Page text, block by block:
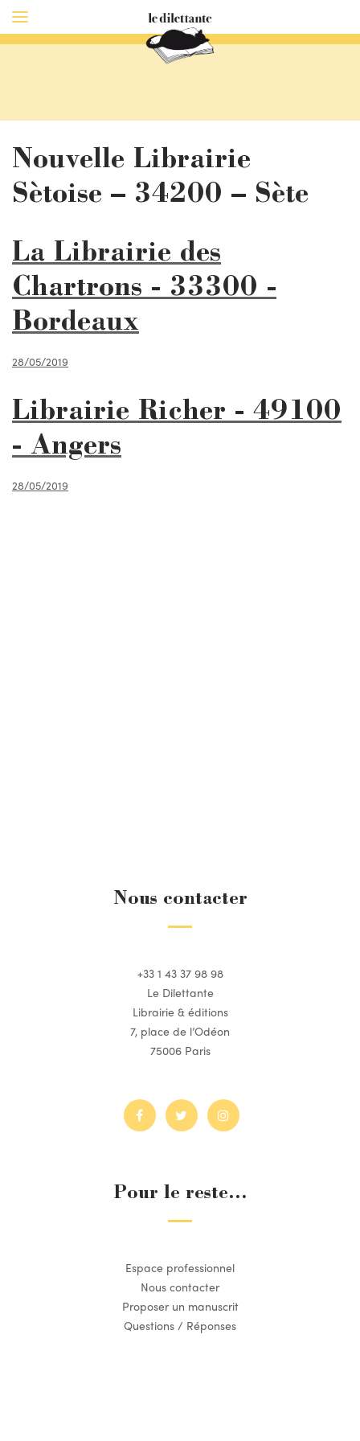
Nouvelle Librairie
Sètoise – 34200 – Sète
La Librairie des
Chartrons - 33300 -
Bordeaux
28/05/2019
Librairie Richer - 49100
- Angers
28/05/2019
Nous contacter
+33 1 43 37 98 98
Le Dilettante
Librairie & éditions
7, place de l’Odéon
75006 Paris
Pour le reste...
Espace professionnel
Nous contacter
Proposer un manuscrit
Questions / Réponses